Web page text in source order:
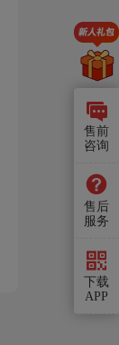
售前
咨询
售后
服务
下载
APP